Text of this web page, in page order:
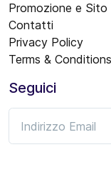
Promozione e Sito
Contatti
Privacy Policy
Terms & Conditions
Seguici